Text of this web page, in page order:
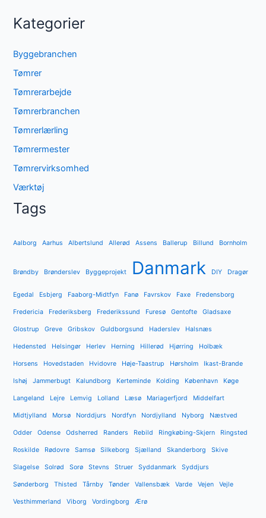
Kategorier
Byggebranchen
Tømrer
Tømrerarbejde
Tømrerbranchen
Tømrerlærling
Tømrermester
Tømrervirksomhed
Værktøj
Tags
Aalborg Aarhus Albertslund Allerød Assens Ballerup Billund Bornholm
Brøndby Brønderslev Byggeprojekt Danmark DIY Dragør
Egedal Esbjerg Faaborg-Midtfyn Fanø Favrskov Faxe Fredensborg
Fredericia Frederiksberg Frederikssund Furesø Gentofte Gladsaxe
Glostrup Greve Gribskov Guldborgsund Haderslev Halsnæs
Hedensted Helsingør Herlev Herning Hillerød Hjørring Holbæk
Horsens Hovedstaden Hvidovre Høje-Taastrup Hørsholm Ikast-Brande
Ishøj Jammerbugt Kalundborg Kerteminde Kolding København Køge
Langeland Lejre Lemvig Lolland Læsø Mariagerfjord Middelfart
Midtjylland Morsø Norddjurs Nordfyn Nordjylland Nyborg Næstved
Odder Odense Odsherred Randers Rebild Ringkøbing-Skjern Ringsted
Roskilde Rødovre Samsø Silkeborg Sjælland Skanderborg Skive
Slagelse Solrød Sorø Stevns Struer Syddanmark Syddjurs
Sønderborg Thisted Tårnby Tønder Vallensbæk Varde Vejen Vejle
Vesthimmerland Viborg Vordingborg Ærø